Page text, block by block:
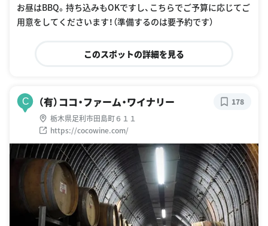
お昼はBBQ。持ち込みもOKですし、こちらでご予算に応じてご
用意をしてくださいます！（準備するのは要予約です）
このスポットの詳細を見る
C （有）ココ・ファーム・ワイナリー
栃木県足利市田島町６１１
https://cocowine.com/
178